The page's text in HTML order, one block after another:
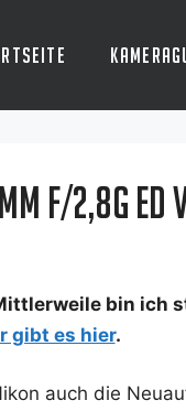
f/2,8G ED
bin ich
gibt es hier.
auch die